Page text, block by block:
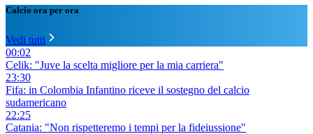
Calcio ora per ora
Vedi tutti
00:02
Celik: "Juve la scelta migliore per la mia carriera"
23:30
Fifa: in Colombia Infantino riceve il sostegno del calcio
sudamericano
22:25
Catania: "Non rispetteremo i tempi per la fideiussione"